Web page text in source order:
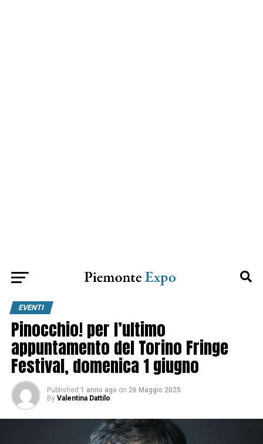
EVENTI
Pinocchio! per l’ultimo
appuntamento del Torino Fringe
Festival, domenica 1 giugno
Published 1 anno ago on 26 Maggio 2025
By Valentina Dattilo